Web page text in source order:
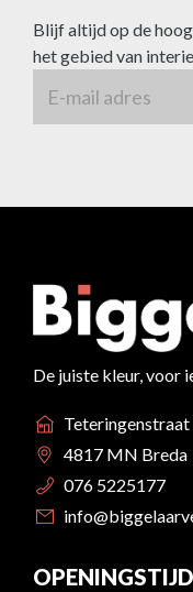
Blijf altijd op de
het gebied van
De juiste kleur, voor
Teteringenstraat
4817 MN Breda
076 5225177